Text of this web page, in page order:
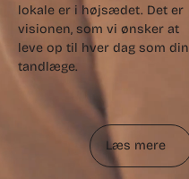
lokale er i højsædet. Det er
visionen, som vi ønsker at
leve op til hver dag som din
tandlæge.
Læs mere